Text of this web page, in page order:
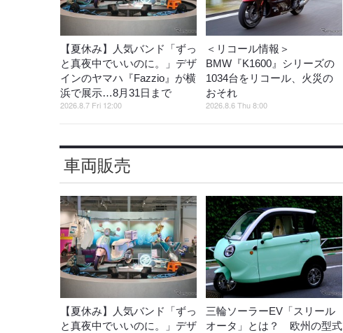
【夏休み】人気バンド「ずっ
と真夜中でいいのに。」デザ
インのヤマハ『Fazzio』が横
浜で展示…8月31日まで
2026.8.7 Fri 12:00
＜リコール情報＞
BMW『K1600』シリーズの
1034台をリコール、火災の
おそれ
2026.8.6 Thu 8:00
車両販売
【夏休み】人気バンド「ずっ
と真夜中でいいのに。」デザ
三輪ソーラーEV「スリール
オータ」とは？ 欧州の型式